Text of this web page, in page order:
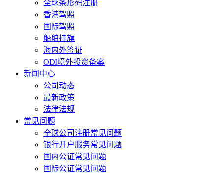
全球条形码注册
香港驾照
国际驾照
船舶挂旗
海内外签证
ODI境外投资备案
新闻中心
公司动态
最新政策
法律法规
常见问题
全球公司注册常见问题
银行开户服务常见问题
国内公证常见问题
国际公证常见问题